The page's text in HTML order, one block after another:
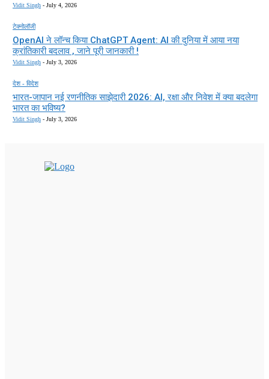
Vidit Singh - July 4, 2026
टेक्नोलॉजी
OpenAI ने लॉन्च किया ChatGPT Agent: AI की दुनिया में आया नया
क्रांतिकारी बदलाव , जाने पूरी जानकारी !
Vidit Singh - July 3, 2026
देश - विदेश
भारत-जापान नई रणनीतिक साझेदारी 2026: AI, रक्षा और निवेश में क्या बदलेगा
भारत का भविष्य?
Vidit Singh - July 3, 2026